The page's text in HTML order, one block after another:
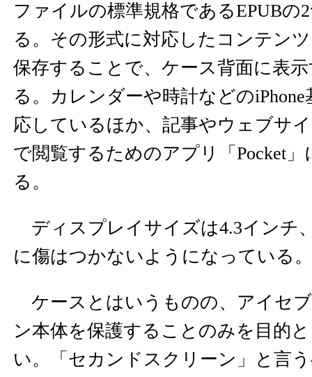
ファイルの標準規格であるEPUBの
る。その形式に対応したコンテン
保存することで、ケース背面に表
る。カレンダーや時計などの
応しているほか、記事やウェブサ
で閲覧するためのアプリ「Pocket
る。
ディスプレイサイズは4.3インチ
に傷はつかないようになっている。
ケースとはいうものの、アイセ
ン本体を保護することのみを目的
い。「セカンドスクリーン」と言